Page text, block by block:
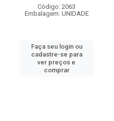
Código: 2063
Embalagem: UNIDADE
Faça seu login ou
cadastre-se para
ver preços e
comprar